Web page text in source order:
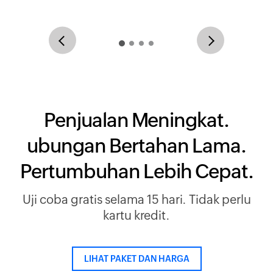
Penjualan Meningkat.
ubungan Bertahan Lama.
Pertumbuhan Lebih Cepat.
Uji coba gratis selama 15 hari. Tidak perlu
kartu kredit.
LIHAT PAKET DAN HARGA